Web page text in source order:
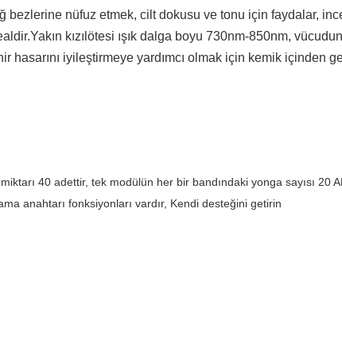
bezlerine nüfuz etmek, cilt dokusu ve tonu için faydalar,
kızılötesi ışık dalga boyu 730nm-850nm,
hasarını iyileştirmeye yardımcı olmak için kemik
40 adettir, tek modülün her bir bandındaki yonga sayısı 20
anahtarı fonksiyonları vardır, Kendi desteğini getirin